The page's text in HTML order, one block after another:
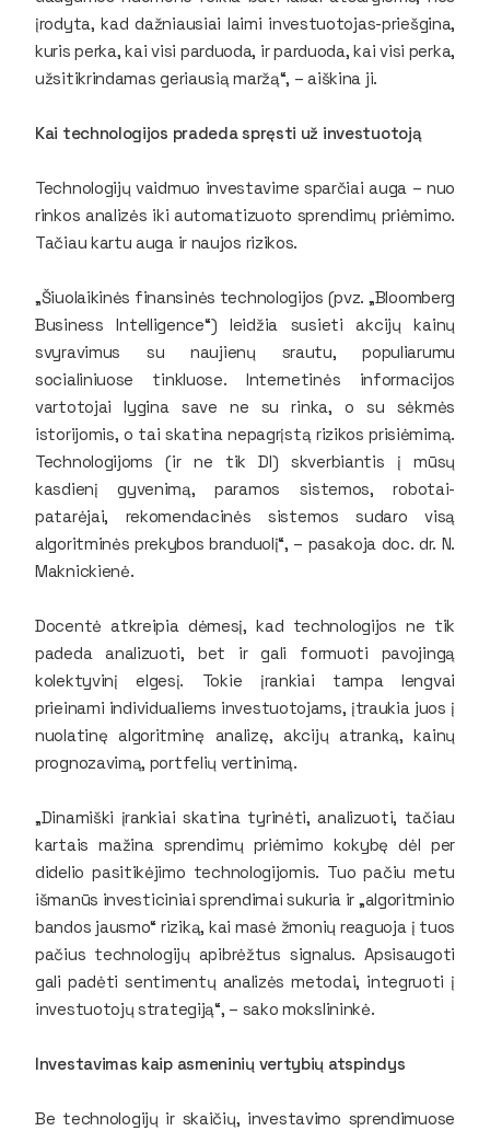
įrodyta, kad dažniausiai laimi investuotojas-priešgina,
kuris perka, kai visi parduoda, ir parduoda, kai visi perka,
užsitikrindamas geriausią maržą“, – aiškina ji.
Kai technologijos pradeda spręsti už investuotoją
Technologijų vaidmuo investavime sparčiai auga – nuo
rinkos analizės iki automatizuoto sprendimų priėmimo.
Tačiau kartu auga ir naujos rizikos.
„Šiuolaikinės finansinės technologijos (pvz. „Bloomberg
Business Intelligence“) leidžia susieti akcijų kainų
svyravimus su naujienų srautu, populiarumu
socialiniuose tinkluose. Internetinės informacijos
vartotojai lygina save ne su rinka, o su sėkmės
istorijomis, o tai skatina nepagrįstą rizikos prisiėmimą.
Technologijoms (ir ne tik DI) skverbiantis į mūsų
kasdienį gyvenimą, paramos sistemos, robotai-
patarėjai, rekomendacinės sistemos sudaro visą
algoritminės prekybos branduolį“, – pasakoja doc. dr. N.
Maknickienė.
Docentė atkreipia dėmesį, kad technologijos ne tik
padeda analizuoti, bet ir gali formuoti pavojingą
kolektyvinį elgesį. Tokie įrankiai tampa lengvai
prieinami individualiems investuotojams, įtraukia juos į
nuolatinę algoritminę analizę, akcijų atranką, kainų
prognozavimą, portfelių vertinimą.
„Dinamiški įrankiai skatina tyrinėti, analizuoti, tačiau
kartais mažina sprendimų priėmimo kokybę dėl per
didelio pasitikėjimo technologijomis. Tuo pačiu metu
išmanūs investiciniai sprendimai sukuria ir „algoritminio
bandos jausmo“ riziką, kai masė žmonių reaguoja į tuos
pačius technologijų apibrėžtus signalus. Apsisaugoti
gali padėti sentimentų analizės metodai, integruoti į
investuotojų strategiją“, – sako mokslininkė.
Investavimas kaip asmeninių vertybių atspindys
Be technologijų ir skaičių, investavimo sprendimuose